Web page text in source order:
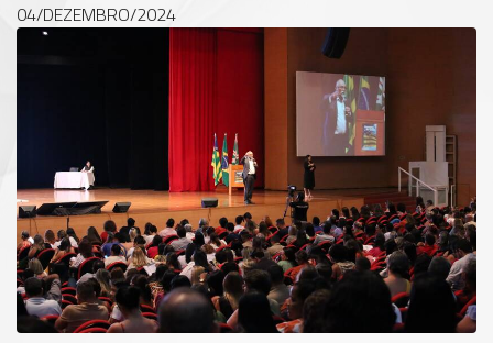
04/DEZEMBRO/2024